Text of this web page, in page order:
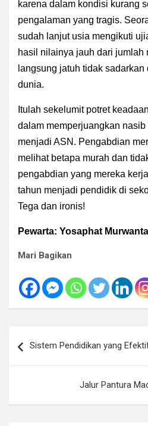
karena dalam kondisi kurang
pengalaman yang tragis.
sudah lanjut usia mengikuti
hasil nilainya jauh dari jumlah
langsung jatuh tidak sadarkan
dunia.
Itulah sekelumit potret
dalam memperjuangkan
menjadi ASN. Pengabdian
melihat betapa murah dan
pengabdian yang mereka
tahun menjadi pendidik di
Tega dan ironis!
Pewarta: Yosaphat Murwanta
Mari Bagikan
posSistem Pendidikan yang
Jalur Pantura